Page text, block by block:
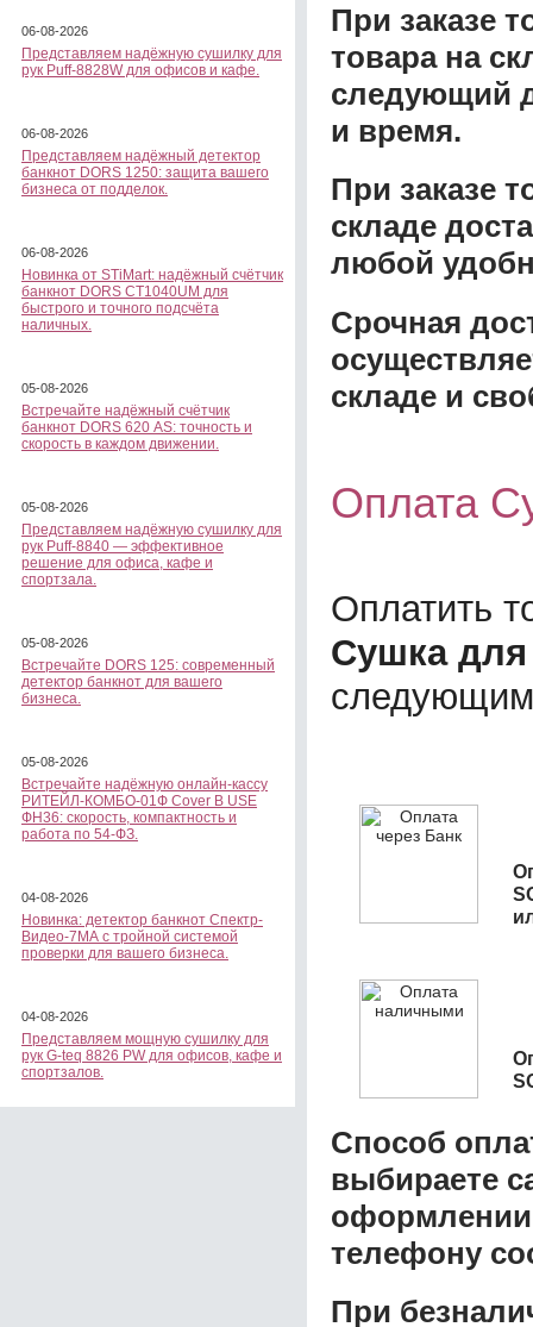
06-08-2026
Представляем надёжную сушилку для
рук Puff-8828W для офисов и кафе.
06-08-2026
Представляем надёжный детектор
банкнот DORS 1250: защита вашего
бизнеса от подделок.
06-08-2026
Новинка от STiMart: надёжный счётчик
банкнот DORS CT1040UM для
быстрого и точного подсчёта
наличных.
05-08-2026
Встречайте надёжный счётчик
банкнот DORS 620 АS: точность и
скорость в каждом движении.
05-08-2026
Представляем надёжную сушилку для
рук Puff-8840 — эффективное
решение для офиса, кафе и
спортзала.
05-08-2026
Встречайте DORS 125: современный
детектор банкнот для вашего
бизнеса.
05-08-2026
Встречайте надёжную онлайн-кассу
РИТЕЙЛ-КОМБО-01Ф Cover B USE
ФН36: скорость, компактность и
работа по 54-ФЗ.
04-08-2026
Новинка: детектор банкнот Спектр-
Видео-7МА с тройной системой
проверки для вашего бизнеса.
04-08-2026
Представляем мощную сушилку для
рук G-teq 8826 PW для офисов, кафе и
спортзалов.
При заказе
товара на
следующий
и время.
При заказе
складе
любой
Срочная
складе и
Оплата
Оплатить
Сушка для
Способ
выбираете
оформлении
телефону
При